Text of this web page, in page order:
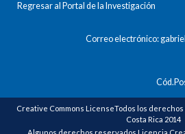
Regresar al Portal de la Investigación
Correo electrónico:
Creative Commons LicenseTodos los
Costa Rica 2014